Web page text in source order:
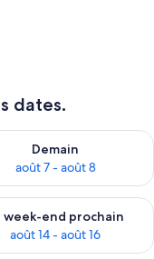
dates.
6 - août 7
Demain
août 7 - août 8
la disponibilité pour
août 7 - août 9
week-end prochain
août 14 - août 16
la disponibilité pour